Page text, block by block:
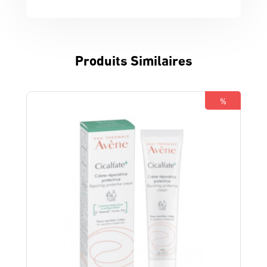
Produits Similaires
%